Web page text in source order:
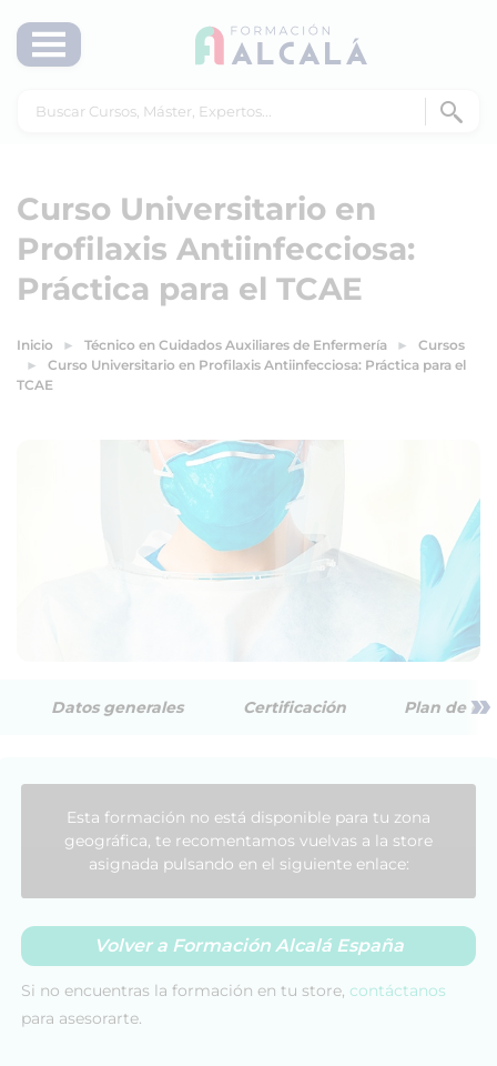
Curso Universitario en
Profilaxis Antiinfecciosa:
Práctica para el TCAE
Inicio Técnico en Cuidados Auxiliares de Enfermería
Cursos
Curso Universitario en Profilaxis Antiinfecciosa: Práctica para el
TCAE
Datos generales Certificación Plan de »
Esta formación no está disponible para tu zona
geográfica, te recomentamos vuelvas a la store
asignada pulsando en el siguiente enlace:
Volver a Formación Alcalá España
Si no encuentras la formación en tu store, contáctanos
para asesorarte.